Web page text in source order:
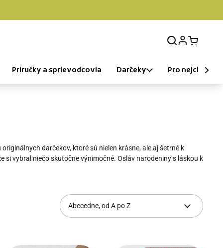
Prihlásenie
Otvorit
Príručky a sprievodcovia Darčeky Pro nejcitlivější
darčekov, ktoré sú nielen krásne, ale aj šetrné k
vybral niečo skutočne výnimočné. Osláv narodeniny s láskou k